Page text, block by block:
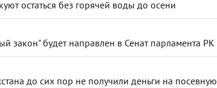
остаться без горячей воды до осени
закон" будет направлен в Сенат парламента РК
до сих пор не получили деньги на посевную